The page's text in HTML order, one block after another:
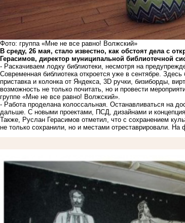
Фото: группа «Мне не все равно! Волжский»
В среду, 26 мая, стало известно, как обстоят дела с
Герасимов, директор муниципальной библиотечной
- Раскачиваем лодку библиотеки, несмотря на
Современная библиотека откроется уже в сентябре.
приставка и колонка от Яндекса, 3D ручки, бизиборды,
возможность не только почитать, но и провести
группе «Мне не все равно! Волжский».
- Работа проделана колоссальная. Останавливаться на
дальше. С новыми проектами, ПСД, дизайнами и
Также, Руслан Герасимов отметил, что с сохранением
не только сохранили, но и местами отреставрировали.